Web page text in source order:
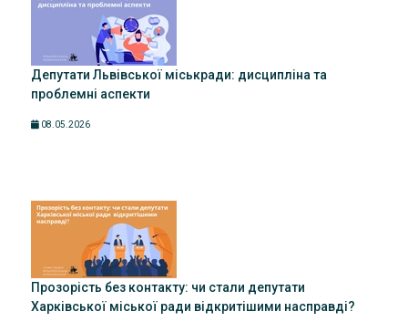
Депутати Львівської міськради: дисципліна та
проблемні аспекти
08.05.2026
Прозорість без контакту: чи стали депутати
Харківської міської ради відкритішими насправді?